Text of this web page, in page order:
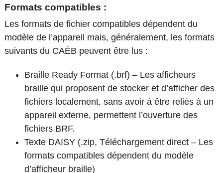
Formats compatibles :
Les formats de fichier compatibles dépendent du
modèle de l’appareil mais, généralement, les formats
suivants du CAÉB peuvent être lus :
Braille Ready Format (.brf) – Les afficheurs
braille qui proposent de stocker et d’afficher des
fichiers localement, sans avoir à être reliés à un
appareil externe, permettent l’ouverture des
fichiers BRF.
Texte DAISY (.zip, Téléchargement direct – Les
formats compatibles dépendent du modèle
d’afficheur braille)